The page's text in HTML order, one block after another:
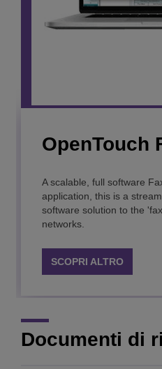
OpenTouch
A scalable, full software
application, this is a
software solution to the
networks.
SCOPRI ALTRO
OmniPCX
Gateway
Easily integrate business
applications or processes.
SCOPRI ALTRO
Documenti di